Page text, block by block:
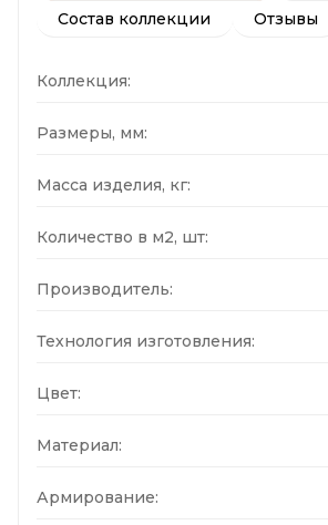
Состав коллекции
Отзывы
Коллекция:
Размеры, мм:
Масса изделия, кг:
Количество в м2, шт:
Производитель:
Технология изготовления:
Цвет:
Материал:
Армирование: